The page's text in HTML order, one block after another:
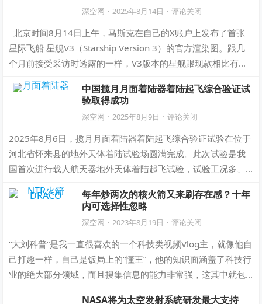
深空网 · 2025年8月14日 · 评论关闭
北京时间8月14日上午，马斯克在自己的X账户上发布了首张
星际飞船 星舰V3（Starship Version 3）的官方渲染图。跟几
个月前接受采访时透露的一样，V3版本的星舰跟现款相比有…
中国揽月月面着陆器着陆起飞综合验证试
验取得成功
深空网 · 2025年8月9日 · 评论关闭
2025年8月6日，揽月月面着陆器着陆起飞综合验证试验在位于
河北省怀来县的地外天体着陆试验场圆满完成。此次试验是我
国首次进行载人航天器地外天体着陆起飞试验，试验工况多、
试验周期长、技术难度高，是我国载…
每年炒两次的核火箭又来刷存在感？十年
内可选择性忽略
深空网 · 2023年8月19日 · 评论关闭
“大刘科普”是我一直很喜欢的一个科技类视频Vlog主，就像他自
己打趣一样，自己是饭局上的“懂王”，他的知识面涵盖了科技行
业的绝大部分领域，而且搜集信息的能力非常强，这其中就包
NASA将为太空发射系统研发最大支持